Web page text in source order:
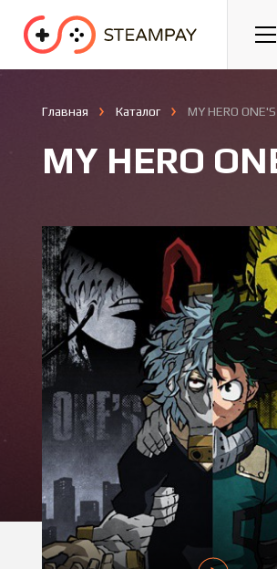
Спорт Гонки
Главная Каталог MY HERO
MY HERO